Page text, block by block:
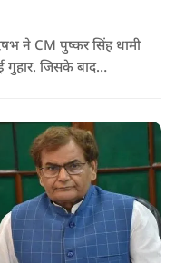
ने CM पुष्कर सिंह धामी
गुहार. जिसके बाद